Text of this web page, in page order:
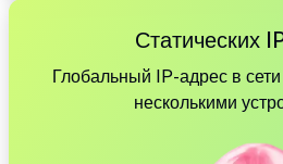
Статических
Глобальный IP-адрес в
несколькими